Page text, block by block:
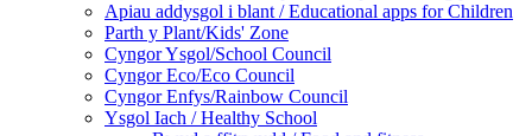
Apiau addysgol i blant / Educational apps for Children
Parth y Plant/Kids' Zone
Cyngor Ysgol/School Council
Cyngor Eco/Eco Council
Cyngor Enfys/Rainbow Council
Ysgol Iach / Healthy School